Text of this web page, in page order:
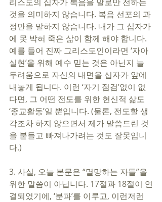
것을 의미하지 않습니다. 복음 선포의 과
정만을 말하지 않습니다. 내가 그 십자가
에 못 박혀 죽은 삶이 함께 해야 합니다.
예를 들어 진짜 그리스도인이라면 ‘자아
실현’을 위해 예수 믿는 것은 아닌지 늘
두려움으로 자신의 내면을 십자가 앞에
내놓게 됩니다. 이런 ‘자기 점검’없이 없
다면, 그 어떤 전도를 위한 헌신적 삶도
‘종교활동’일 뿐입니다. (물론, 전도할 생
각조차 하지 않으면서 제가 말씀드린 것
을 붙들고 빠져나가려는 것도 잘못입니
다.)
3. 사실, 오늘 본문은 “멸망하는 자들”을
위한 말씀이 아닙니다. 17절과 18절이 연
결되었기에, ‘분파’를 이루고, 이런저런